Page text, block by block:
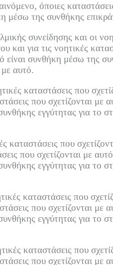
όποιες
μέσω της συνθήκης
συνείδησης και οι
και για τις νοητικές
είναι συνθήκη μέσω της
με αυτό.
καταστάσεις που
που σχετίζονται με
εγγύτητας για το
καταστάσεις που
που σχετίζονται με
εγγύτητας για το
καταστάσεις που
που σχετίζονται με
εγγύτητας για το
καταστάσεις που
που σχετίζονται με